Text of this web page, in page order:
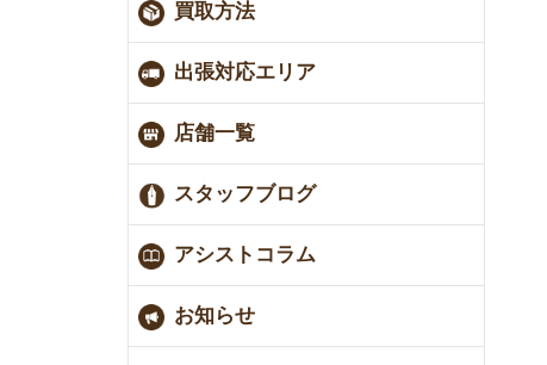
買取方法
出張対応エリア
店舗一覧
スタッフブログ
アシストコラム
お知らせ